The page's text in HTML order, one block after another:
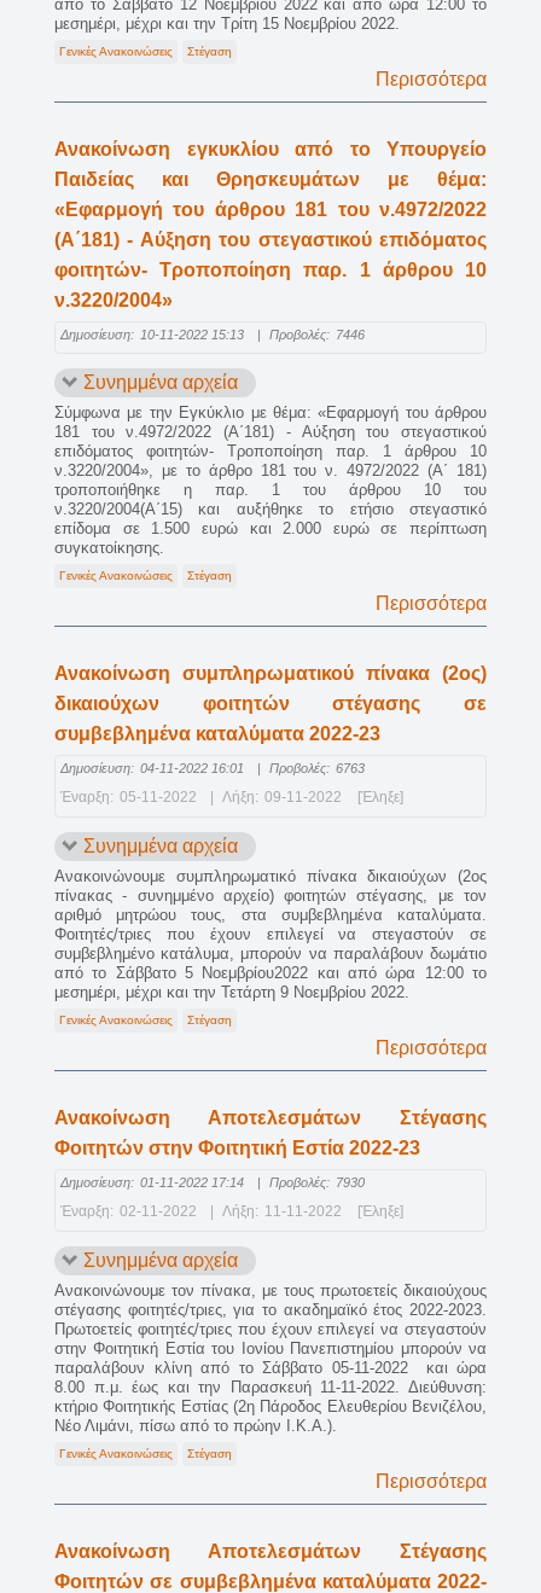
από το Σάββατο 12 Νοεμβρίου 2022 και από ώρα 12:00 το
μεσημέρι, μέχρι και την Τρίτη 15 Νοεμβρίου 2022.
Γενικές Ανακοινώσεις Στέγαση
Περισσότερα
Ανακοίνωση εγκυκλίου από το Υπουργείο
Παιδείας και Θρησκευμάτων με θέμα:
«Εφαρμογή του άρθρου 181 του ν.4972/2022
(Α΄181) - Αύξηση του στεγαστικού επιδόματος
φοιτητών- Τροποποίηση παρ. 1 άρθρου 10
ν.3220/2004»
Δημοσίευση: 10-11-2022 15:13 | Προβολές: 7446
Συνημμένα αρχεία
Σύμφωνα με την Εγκύκλιο με θέμα: «Εφαρμογή του άρθρου
181 του ν.4972/2022 (Α΄181) - Αύξηση του στεγαστικού
επιδόματος φοιτητών- Τροποποίηση παρ. 1 άρθρου 10
ν.3220/2004», με το άρθρο 181 του ν. 4972/2022 (Α΄ 181)
τροποποιήθηκε η παρ. 1 του άρθρου 10 του
ν.3220/2004(Α΄15) και αυξήθηκε το ετήσιο στεγαστικό
επίδομα σε 1.500 ευρώ και 2.000 ευρώ σε περίπτωση
συγκατοίκησης.
Γενικές Ανακοινώσεις Στέγαση
Περισσότερα
Ανακοίνωση συμπληρωματικού πίνακα (2ος)
δικαιούχων φοιτητών στέγασης σε
συμβεβλημένα καταλύματα 2022-23
Δημοσίευση: 04-11-2022 16:01 | Προβολές: 6763
Έναρξη: 05-11-2022 Λήξη: 09-11-2022 [Έληξε]
Συνημμένα αρχεία
Ανακοινώνουμε συμπληρωματικό πίνακα δικαιούχων (2ος
πίνακας - συνημμένο αρχείο) φοιτητών στέγασης, με τον
αριθμό μητρώου τους, στα συμβεβλημένα καταλύματα.
Φοιτητές/τριες που έχουν επιλεγεί να στεγαστούν σε
συμβεβλημένο κατάλυμα, μπορούν να παραλάβουν δωμάτιο
από το Σάββατο 5 Νοεμβρίου2022 και από ώρα 12:00 το
μεσημέρι, μέχρι και την Τετάρτη 9 Νοεμβρίου 2022.
Γενικές Ανακοινώσεις Στέγαση
Περισσότερα
Ανακοίνωση Αποτελεσμάτων Στέγασης
Φοιτητών στην Φοιτητική Εστία 2022-23
Δημοσίευση: 01-11-2022 17:14 | Προβολές: 7930
Έναρξη: 02-11-2022 Λήξη: 11-11-2022 [Έληξε]
Συνημμένα αρχεία
Ανακοινώνουμε τον πίνακα, με τους πρωτοετείς δικαιούχους
στέγασης φοιτητές/τριες, για το ακαδημαϊκό έτος 2022-2023.
Πρωτοετείς φοιτητές/τριες που έχουν επιλεγεί να στεγαστούν
στην Φοιτητική Εστία του Ιονίου Πανεπιστημίου μπορούν να
παραλάβουν κλίνη από το Σάββατο 05-11-2022 και ώρα
8.00 π.μ. έως και την Παρασκευή 11-11-2022. Διεύθυνση:
κτήριο Φοιτητικής Εστίας (2η Πάροδος Ελευθερίου Βενιζέλου,
Νέο Λιμάνι, πίσω από το πρώην Ι.Κ.Α.).
Γενικές Ανακοινώσεις Στέγαση
Περισσότερα
Ανακοίνωση Αποτελεσμάτων Στέγασης
Φοιτητών σε συμβεβλημένα καταλύματα 2022-